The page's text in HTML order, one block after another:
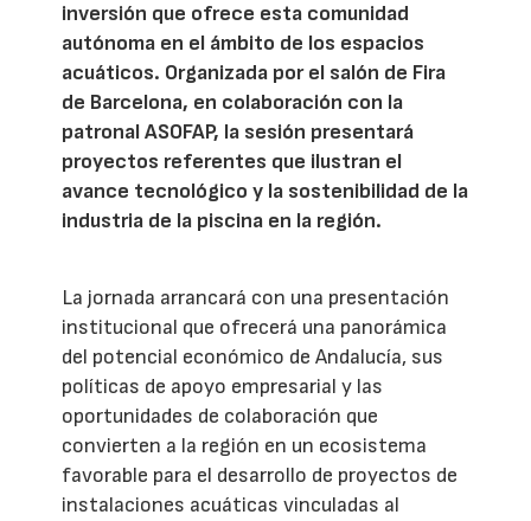
inversión que ofrece esta comunidad
autónoma en el ámbito de los espacios
acuáticos. Organizada por el salón de Fira
de Barcelona, en colaboración con la
patronal ASOFAP, la sesión presentará
proyectos referentes que ilustran el
avance tecnológico y la sostenibilidad de la
industria de la piscina en la región.
La jornada arrancará con una presentación
institucional que ofrecerá una panorámica
del potencial económico de Andalucía, sus
políticas de apoyo empresarial y las
oportunidades de colaboración que
convierten a la región en un ecosistema
favorable para el desarrollo de proyectos de
instalaciones acuáticas vinculadas al